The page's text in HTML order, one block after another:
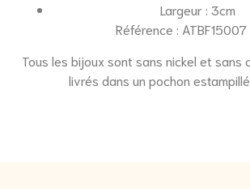
Largeur : 3cm
Référence : ATBF15007
Tous les bijoux sont sans nickel et sans
livrés dans un pochon estampillé